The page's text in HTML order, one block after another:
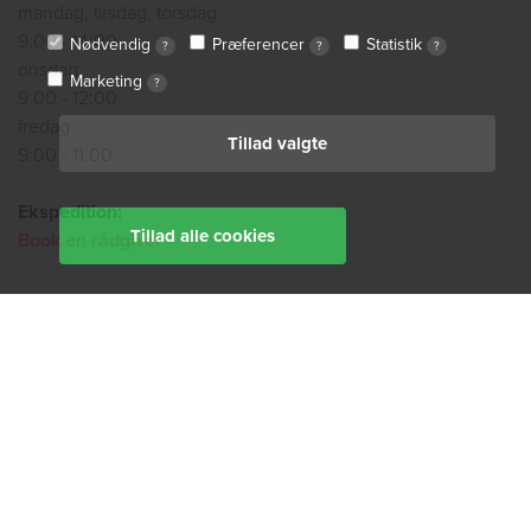
Nødvendig ? Præferencer ? Statistik ?
Marketing ?
Tillad valgte
Tillad alle cookies
9:00 - 14:00
onsdag
Ekspedition:
Book en rådgiver